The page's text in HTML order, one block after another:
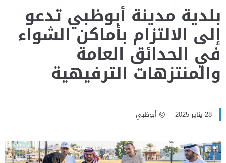
بلدية مدينة أبوظبي تدعو
إلى الالتزام بأماكن الشواء
في الحدائق العامة
والمنتزهات الترفيهية
28 يناير 2025 أبوظبي